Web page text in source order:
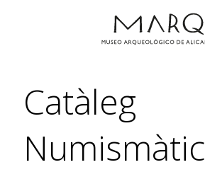
Catàleg
Numismàtic